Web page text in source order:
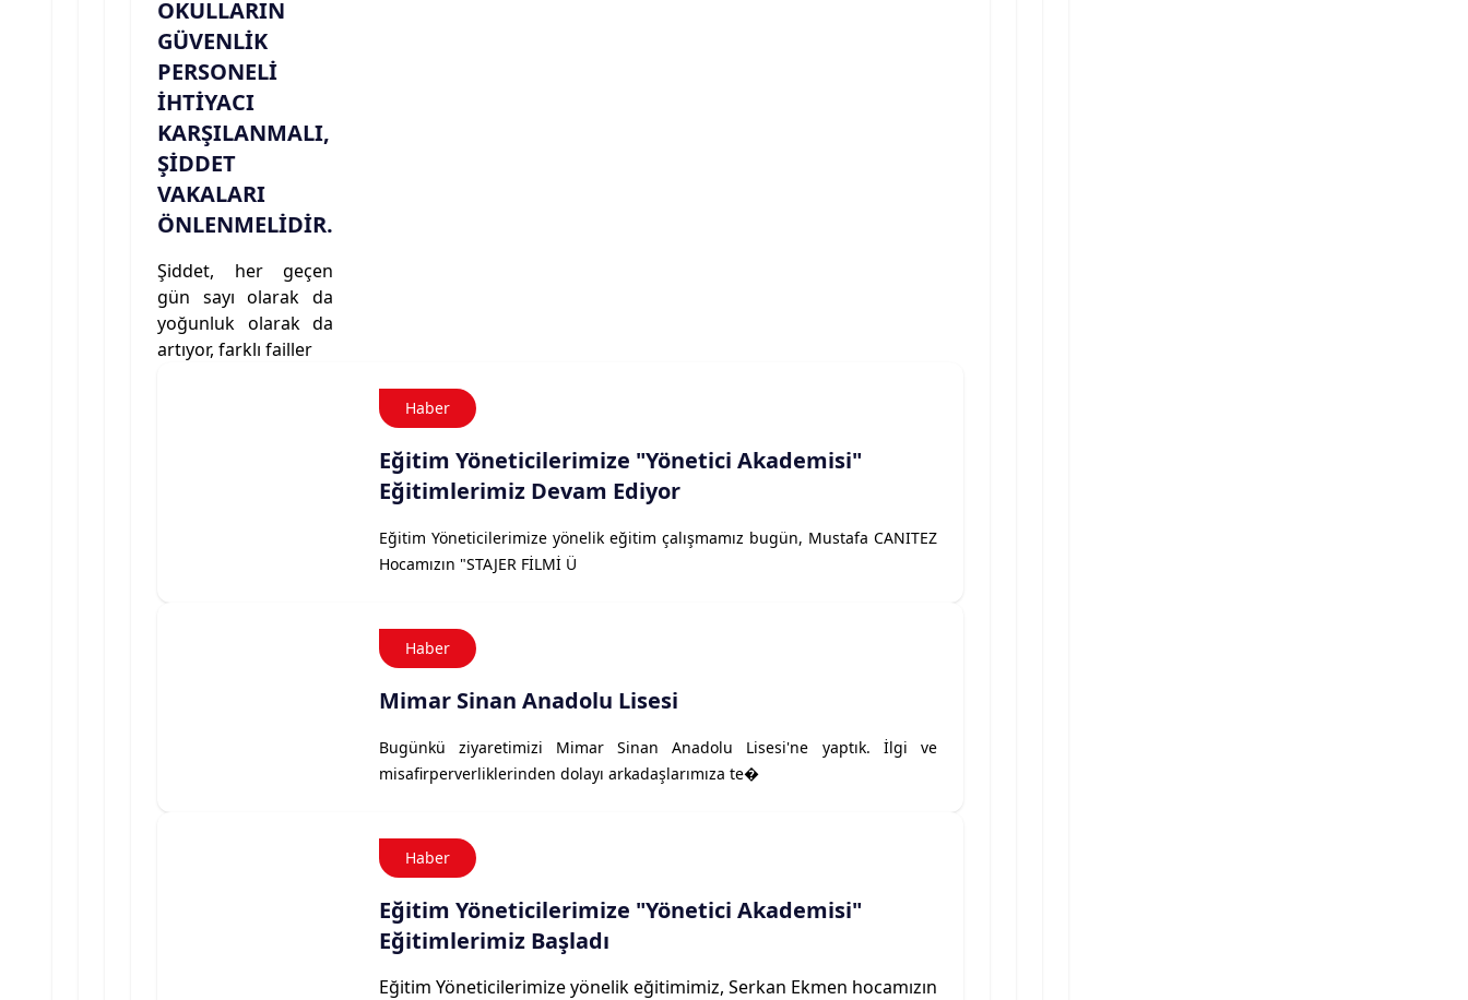
OKULLARIN
GÜVENLİK
PERSONELİ
İHTİYACI
KARŞILANMALI,
ŞİDDET
VAKALARI
ÖNLENMELİDİR.
Şiddet, her geçen
gün sayı olarak da
yoğunluk olarak da
artıyor, farklı failler
Haber
Eğitim Yöneticilerimize "Yönetici Akademisi"
Eğitimlerimiz Devam Ediyor
Eğitim Yöneticilerimize yönelik eğitim çalışmamız bugün, Mustafa CANITEZ
Hocamızın "STAJER FİLMİ Ü
Haber
Mimar Sinan Anadolu Lisesi
Bugünkü ziyaretimizi Mimar Sinan Anadolu Lisesi'ne yaptık. İlgi ve
misafirperverliklerinden dolayı arkadaşlarımıza te�
Haber
Eğitim Yöneticilerimize "Yönetici Akademisi"
Eğitimlerimiz Başladı
Eğitim Yöneticilerimize yönelik eğitimimiz, Serkan Ekmen hocamızın